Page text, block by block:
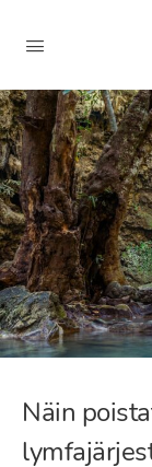
Näin